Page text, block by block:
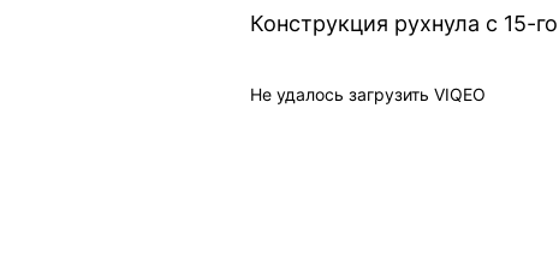
Конструкция рухнула с 15-
Не удалось загрузить VIQEO